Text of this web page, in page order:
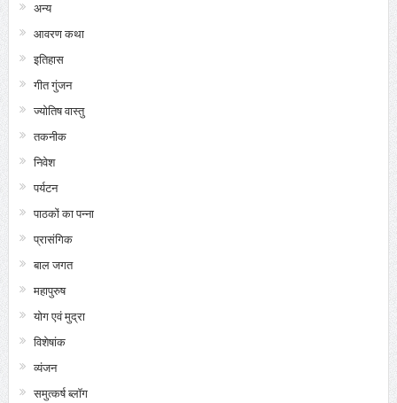
अन्य
आवरण कथा
इतिहास
गीत गुंजन
ज्योतिष वास्तु
तकनीक
निवेश
पर्यटन
पाठकों का पन्ना
प्रासंगिक
बाल जगत
महापुरुष
योग एवं मुद्रा
विशेषांक
व्यंजन
समुत्कर्ष ब्लॉग